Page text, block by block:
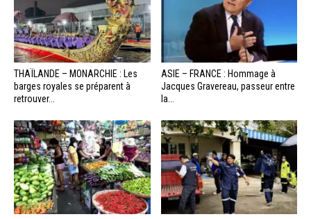
THAÏLANDE – MONARCHIE : Les
barges royales se préparent à
retrouver...
ASIE – FRANCE : Hommage à
Jacques Gravereau, passeur entre
la...